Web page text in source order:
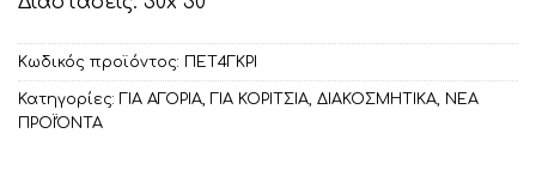
Κωδικός προϊόντος: ΠΕΤ4ΓΚΡΙ
Κατηγορίες: ΓΙΑ ΑΓΟΡΙΑ ΓΙΑ ΚΟΡΙΤΣΙΑ ΔΙΑΚΟΣΜΗΤΙΚA ΝΕΑ
ΠΡΟΪΌΝΤΑ